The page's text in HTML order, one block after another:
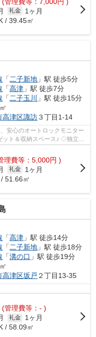
礼金
1ヶ月
/ 39.45㎡
「 二子新地 」駅 徒歩5分
「高津 」駅 徒歩7分
「 二子玉川
」駅 徒歩15分
高津区諏訪３丁目1-14
安心のオートロックモニター
ト＆収納スペース♪ ◇独立洗
理費等：5,000円 )
礼金
1ヶ月
51.66㎡
「高津 」駅 徒歩14分
「 二子新地 」駅 徒歩18分
「溝の口 」駅 徒歩19分
高津区坂戸 ２丁目13-35
(管理費等：- )
礼金
1ヶ月
/ 58.09㎡